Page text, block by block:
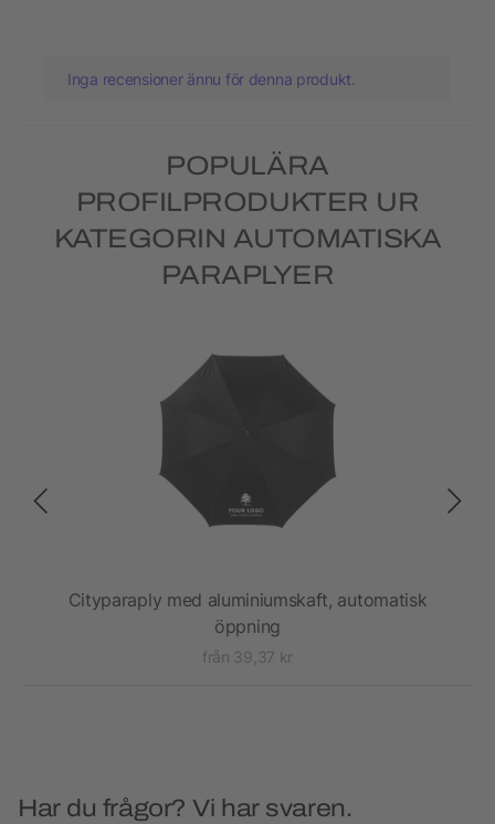
Inga recensioner ännu för denna produkt.
POPULÄRA
PROFILPRODUKTER UR
KATEGORIN AUTOMATISKA
PARAPLYER
Cityparaply med aluminiumskaft, automatisk
öppning
från 39,37 kr
Har du frågor? Vi har svaren.